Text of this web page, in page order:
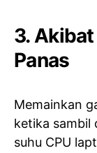
3.
Panas
Memainkan
ketika sambil
suhu CPU